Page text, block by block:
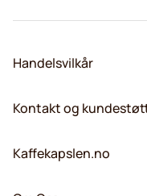
Handelsvilkår
Kontakt og
Kaffekapslen.no